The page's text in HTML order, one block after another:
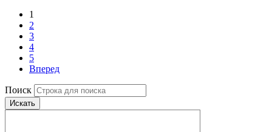
1
2
3
4
5
Вперед
Поиск
Искать